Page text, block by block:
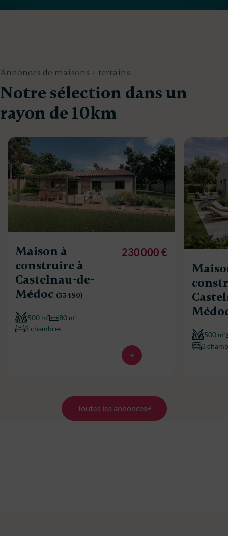
Annonces de maisons + terrains
Notre sélection dans un
rayon de 10km
Maison à
construire à
Castelnau-de-
Médoc (33480)
500 m²
80 m²
3 chambres
230 000 €
500 m²
3
Toutes les annonces